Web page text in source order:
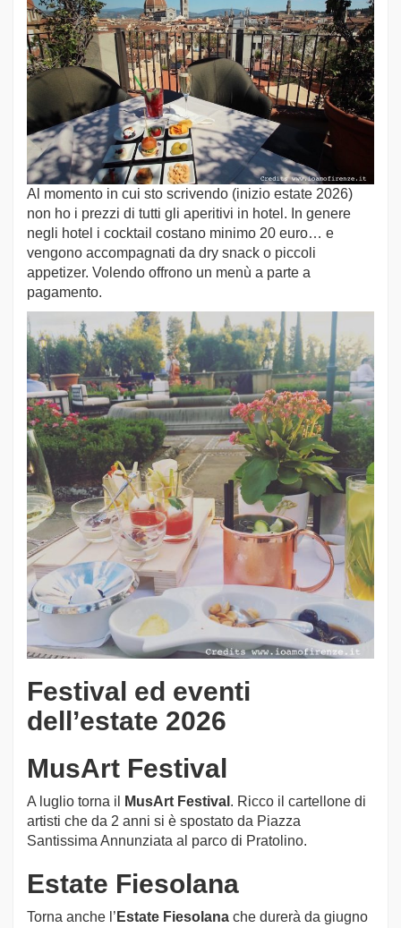
Al momento in cui sto scrivendo (inizio estate 2026)
non ho i prezzi di tutti gli aperitivi in hotel. In genere
negli hotel i cocktail costano minimo 20 euro… e
vengono accompagnati da dry snack o piccoli
appetizer. Volendo offrono un menù a parte a
pagamento.
Festival ed eventi
dell’estate 2026
MusArt Festival
A luglio torna il MusArt Festival . Ricco il cartellone di
artisti che da 2 anni si è spostato da Piazza
Santissima Annunziata al parco di Pratolino.
Estate Fiesolana
Torna anche l’ Estate Fiesolana che durerà da giugno